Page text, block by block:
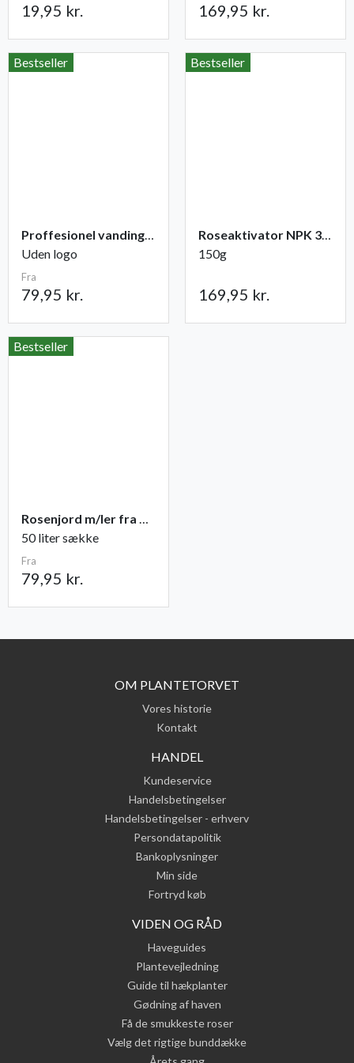
19,95 kr. 169,95 kr.
Bestseller
Proffesionel vandingspose 100 liter
Uden logo
Fra
79,95 kr.
Bestseller
Roseaktivator NPK 3-1-2
150g
169,95 kr.
Bestseller
Rosenjord m/ler fra Champost
50 liter sække
Fra
79,95 kr.
OM PLANTETORVET
Vores historie
Kontakt
HANDEL
Kundeservice
Handelsbetingelser
Handelsbetingelser - erhverv
Persondatapolitik
Bankoplysninger
Min side
Fortryd køb
VIDEN OG RÅD
Haveguides
Plantevejledning
Guide til hækplanter
Gødning af haven
Få de smukkeste roser
Vælg det rigtige bunddække